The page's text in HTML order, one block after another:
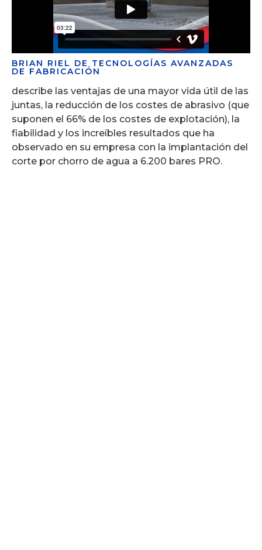
BRIAN RIEL DE TECNOLOGÍAS AVANZADAS
DE FABRICACIÓN
describe las ventajas de una mayor vida útil de las
juntas, la reducción de los costes de abrasivo (que
suponen el 66% de los costes de explotación), la
fiabilidad y los increíbles resultados que ha
observado en su empresa con la implantación del
corte por chorro de agua a 6.200 bares PRO.